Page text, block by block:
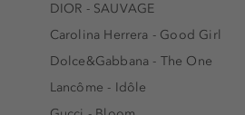
DIOR - SAUVAGE
Carolina Herrera - Good Girl
Dolce&Gabbana - The One
Lancôme - Idôle